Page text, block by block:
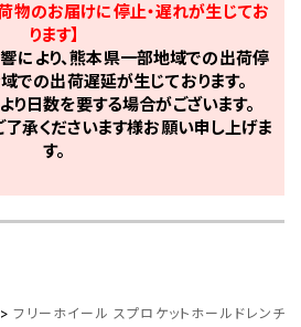
物のお届けに停止・遅れが生じてお
ります】
により、熊本県一部地域での出荷停
での出荷遅延が生じております。
日数を要する場合がございます。
承くださいます様お願い申し上げま
す。
> フリーホイール スプロケットホールドレンチ